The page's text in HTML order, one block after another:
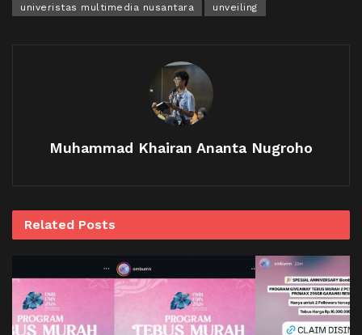
univeristas multimedia nusantara unveiling
Muhammad Khairan Ananta Nugroho
Related Posts